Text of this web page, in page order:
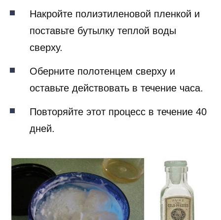
Накройте полиэтиленовой пленкой и
поставьте бутылку теплой воды
сверху.
Оберните полотенцем сверху и
оставьте действовать в течение часа.
Повторяйте этот процесс в течение 40
дней.